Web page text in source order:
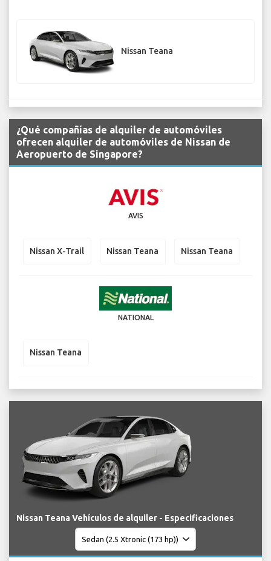
Nissan Teana
¿Qué compañías de alquiler de automóviles
ofrecen alquiler de automóviles de Nissan de
Aeropuerto de Singapore?
AVIS
Nissan X-Trail Nissan Teana Nissan Teana
NATIONAL
Nissan Teana
Nissan Teana Vehículos de alquiler - Especificaciones